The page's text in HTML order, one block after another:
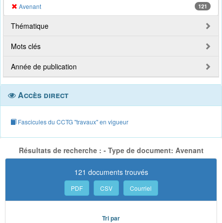
Avenant 121
Thématique
Mots clés
Année de publication
Accès direct
Fascicules du CCTG "travaux" en vigueur
Résultats de recherche : - Type de document: Avenant
121 documents trouvés
PDF CSV Courriel
Tri par